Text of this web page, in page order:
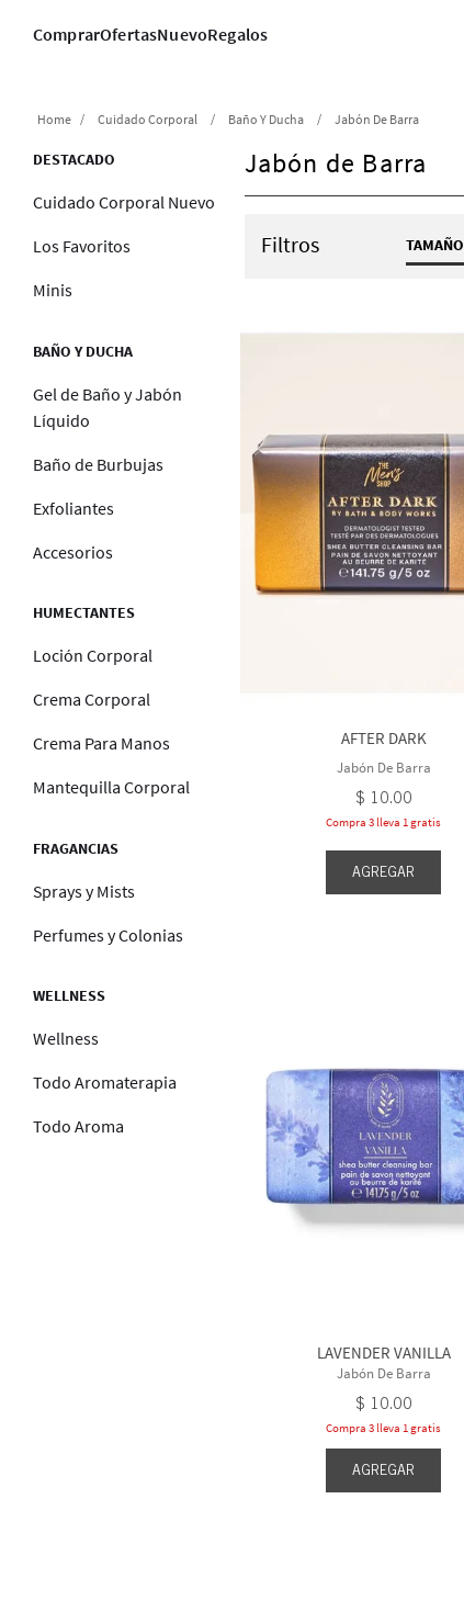
ComprarOfertasNuevoRegalos
Cuidado Corporal Baño Y Ducha Jabón De Barra
DESTACADO
Cuidado Corporal Nuevo
Los Favoritos
Minis
BAÑO Y DUCHA
Gel de Baño y Jabón
Líquido
Baño de Burbujas
Exfoliantes
Accesorios
HUMECTANTES
Loción Corporal
Crema Corporal
Crema Para Manos
Mantequilla Corporal
FRAGANCIAS
Sprays y Mists
Perfumes y Colonias
WELLNESS
Wellness
Todo Aromaterapia
Todo Aroma
Jabón de Barra
Filtros
TAMAÑO
AFTER DARK
Jabón De Barra
$ 10.00
Compra 3 lleva 1 gratis
AGREGAR
LAVENDER VANILLA
Jabón De Barra
$ 10.00
Compra 3 lleva 1 gratis
AGREGAR